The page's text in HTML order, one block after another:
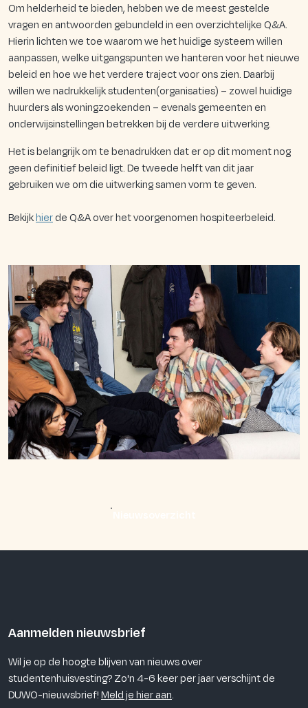
Om helderheid te bieden, hebben we de meest gestelde
vragen en antwoorden gebundeld in een overzichtelijke Q&A.
Hierin lichten we toe waarom we het huidige systeem willen
aanpassen, welke uitgangspunten we hanteren voor het nieuwe
beleid en hoe we het verdere traject voor ons zien. Daarbij
willen we nadrukkelijk studenten(organisaties) – zowel huidige
huurders als woningzoekenden – evenals gemeenten en
onderwijsinstellingen betrekken bij de verdere uitwerking.
Het is belangrijk om te benadrukken dat er op dit moment nog
geen definitief beleid ligt. De tweede helft van dit jaar
gebruiken we om die uitwerking samen vorm te geven.
Bekijkhierde Q&A over het voorgenomen hospiteerbeleid.
Aanmelden nieuwsbrief
Wil je op de hoogte blijven van nieuws over
studentenhuisvesting? Zo'n 4-6 keer per jaar verschijnt de
DUWO-nieuwsbrief!Meld je hier aan.